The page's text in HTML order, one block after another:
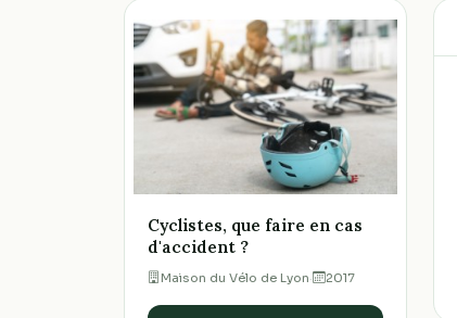
Cyclistes, que faire en cas
d'accident ?
Maison du Vélo de Lyon· 2017